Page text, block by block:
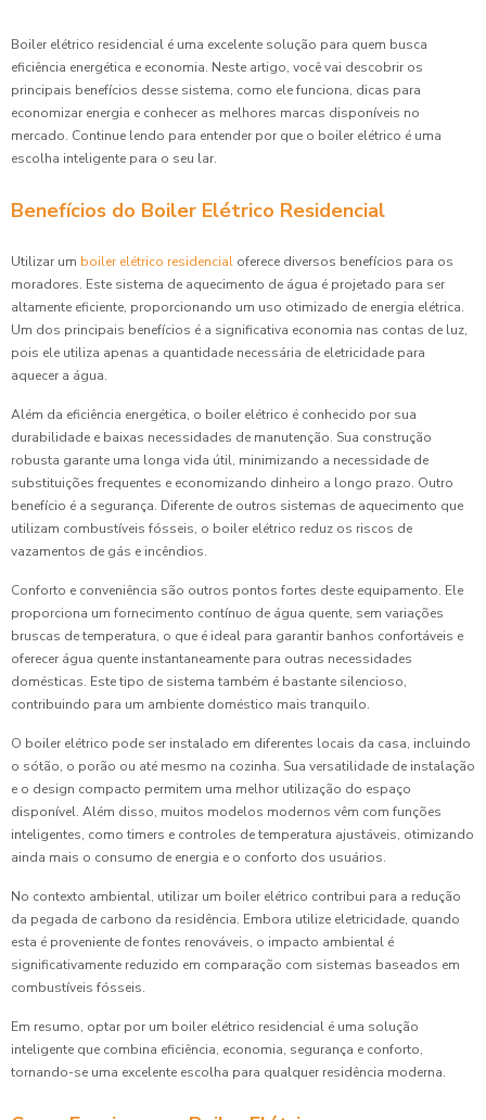
Boiler elétrico residencial é uma excelente solução para quem busca
eficiência energética e economia. Neste artigo, você vai descobrir os
principais benefícios desse sistema, como ele funciona, dicas para
economizar energia e conhecer as melhores marcas disponíveis no
mercado. Continue lendo para entender por que o boiler elétrico é uma
escolha inteligente para o seu lar.
Benefícios do Boiler Elétrico Residencial
Utilizar um boiler elétrico residencial oferece diversos benefícios para os
moradores. Este sistema de aquecimento de água é projetado para ser
altamente eficiente, proporcionando um uso otimizado de energia elétrica.
Um dos principais benefícios é a significativa economia nas contas de luz,
pois ele utiliza apenas a quantidade necessária de eletricidade para
aquecer a água.
Além da eficiência energética, o boiler elétrico é conhecido por sua
durabilidade e baixas necessidades de manutenção. Sua construção
robusta garante uma longa vida útil, minimizando a necessidade de
substituições frequentes e economizando dinheiro a longo prazo. Outro
benefício é a segurança. Diferente de outros sistemas de aquecimento que
utilizam combustíveis fósseis, o boiler elétrico reduz os riscos de
vazamentos de gás e incêndios.
Conforto e conveniência são outros pontos fortes deste equipamento. Ele
proporciona um fornecimento contínuo de água quente, sem variações
bruscas de temperatura, o que é ideal para garantir banhos confortáveis e
oferecer água quente instantaneamente para outras necessidades
domésticas. Este tipo de sistema também é bastante silencioso,
contribuindo para um ambiente doméstico mais tranquilo.
O boiler elétrico pode ser instalado em diferentes locais da casa, incluindo
o sótão, o porão ou até mesmo na cozinha. Sua versatilidade de instalação
e o design compacto permitem uma melhor utilização do espaço
disponível. Além disso, muitos modelos modernos vêm com funções
inteligentes, como timers e controles de temperatura ajustáveis, otimizando
ainda mais o consumo de energia e o conforto dos usuários.
No contexto ambiental, utilizar um boiler elétrico contribui para a redução
da pegada de carbono da residência. Embora utilize eletricidade, quando
esta é proveniente de fontes renováveis, o impacto ambiental é
significativamente reduzido em comparação com sistemas baseados em
combustíveis fósseis.
Em resumo, optar por um boiler elétrico residencial é uma solução
inteligente que combina eficiência, economia, segurança e conforto,
tornando-se uma excelente escolha para qualquer residência moderna.